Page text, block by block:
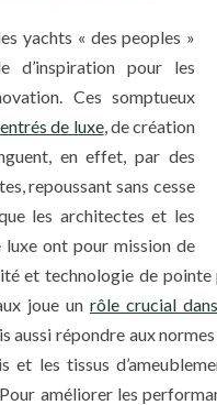
yachts « des peoples »
d’inspiration pour les
Ces somptueux
de luxe, de création
en effet, par des
repoussant sans cesse
les architectes et les
luxe ont pour mission de
et technologie de
joue un rôle crucial
aussi répondre aux
et les tissus
améliorer les